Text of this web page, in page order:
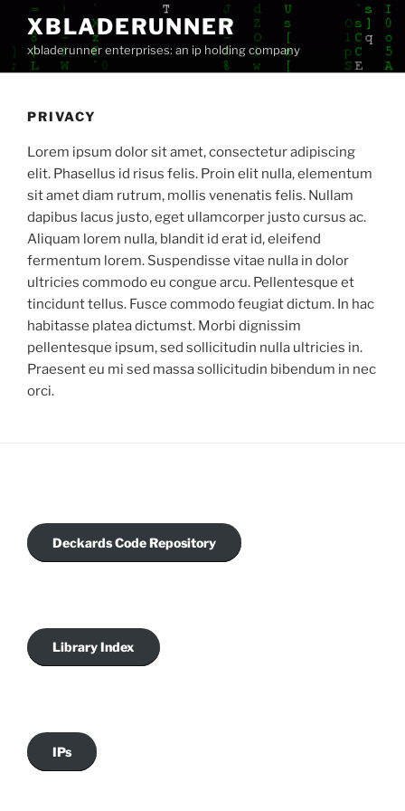
content
XBLADERUNNER
xbladerunner enterprises: an ip holding company
PRIVACY
Lorem ipsum dolor sit amet, consectetur adipiscing
elit. Phasellus id risus felis. Proin elit nulla, elementum
sit amet diam rutrum, mollis venenatis felis. Nullam
dapibus lacus justo, eget ullamcorper justo cursus ac.
Aliquam lorem nulla, blandit id erat id, eleifend
fermentum lorem. Suspendisse vitae nulla in dolor
ultricies commodo eu congue arcu. Pellentesque et
tincidunt tellus. Fusce commodo feugiat dictum. In hac
habitasse platea dictumst. Morbi dignissim
pellentesque ipsum, sed sollicitudin nulla ultricies in.
Praesent eu mi sed massa sollicitudin bibendum in nec
orci.
Deckards Code Repository
Library Index
IPs